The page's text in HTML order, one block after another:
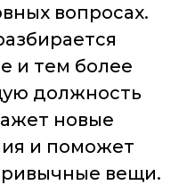
вопросах.
и тем более
должность
новые
и поможет
вещи.